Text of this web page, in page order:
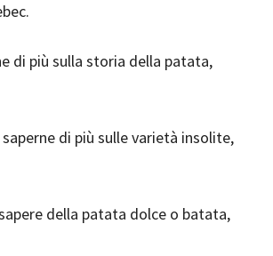
di più sulla storia della patata,
di più sulle varietà insolite,
della patata dolce o batata,